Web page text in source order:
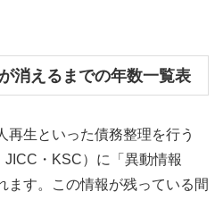
消えるまでの年数一覧表
再生といった債務整理を行う
・KSC）に「異動情報
ます。この情報が残っている間